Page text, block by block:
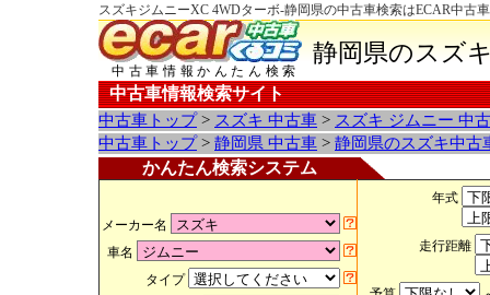
スズキジムニーXC 4WDターボ-静岡県の中古車検索はECAR中古
中古車情報かんたん検索
静岡県のスズ
中古車情報検索サイト
中古車トップ> スズキ 中古車 > スズキ ジムニー 中
中古車トップ> 静岡県 中古車 > 静岡県のスズキ中古
かんたん検索システム
メーカー名
車名
タイプ
年式
走行距離